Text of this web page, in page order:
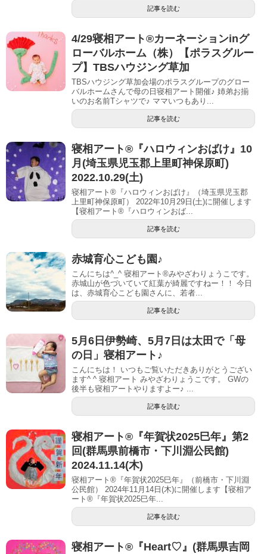
記事を読む
4/29寝相アート®︎カーネーションinグ
ローバルホーム（株）【ポラスグルー
プ】TBSハウジング草加
TBSハウジング草加会場のポラスグループのグロー
バルホームさんで母の日寝相アート開催♪ 姉弟お揃
いのお名前Tシャツで♪ ママいつもあり...
記事を読む
寝相アート®︎『ハロウィンおばけ』10
月(埼玉県児玉郡上里町神保原町)
2022.10.29(土)
寝相アート®『ハロウィンおばけ』（埼玉県児玉郡
上里町神保原町） 2022年10月29日(土)に開催します
【寝相アート®︎『ハロウィンおば...
記事を読む
赤城育心こども園♪
こんにちは^_^ 寝相アート®︎みやざわりょうこです。
赤城山が色づいていて紅葉が綺麗ですねー！！ 今日
は、赤城育心こども園さんに、若者...
記事を読む
5月6日伊勢崎、5月7日は太田で「母
の日」寝相アート♪
こんにちは！ いつもご覧いただきありがとうござい
ます^ ^ 寝相アート みやざわりょうこです。 GWの
後半も寝相アートやりますよー♪ ...
記事を読む
寝相アート®︎『年賀状2025巳年』第2
回(群馬県前橋市・下川淵公民館)
2024.11.14(木)
寝相アート®『年賀状2025巳年』（前橋市・下川淵
公民館） 2024年11月14日(木)に開催します【寝相ア
ート®︎『年賀状2025巳年...
記事を読む
寝相アート®︎『Heart♡』(群馬県吉岡